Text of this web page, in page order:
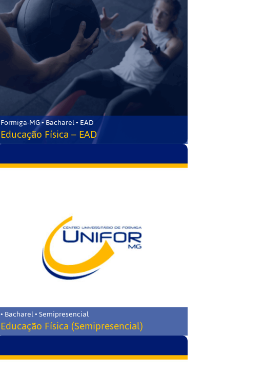
Formiga-MG • Bacharel • EAD
Educação Física – EAD
• Bacharel • Semipresencial
Educação Física (Semipresencial)